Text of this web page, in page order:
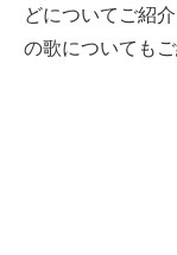
どについてご紹
の歌についてもご